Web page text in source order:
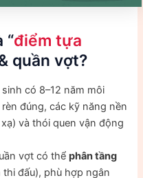
“điểm tựa
quần vợt?
có 8–12 năm môi
đúng, các kỹ năng nền
và thói quen vận động
vợt có thểphân tầng
đấu), phù hợp ngân